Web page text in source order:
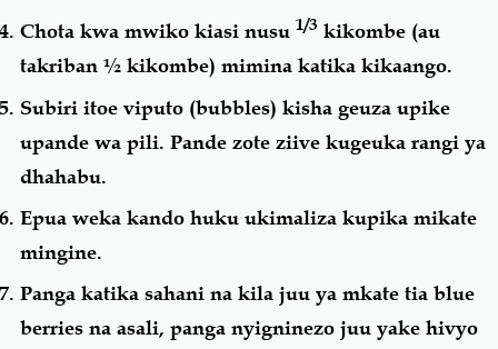
Chota kwa mwiko kiasi nusu 1/3 kikombe (au
takriban ½ kikombe) mimina katika kikaango.
Subiri itoe viputo (bubbles) kisha geuza upike
upande wa pili. Pande zote ziive kugeuka rangi ya
dhahabu.
Epua weka kando huku ukimaliza kupika mikate
mingine.
Panga katika sahani na kila juu ya mkate tia blue
berries na asali, panga nyigninezo juu yake hivyo